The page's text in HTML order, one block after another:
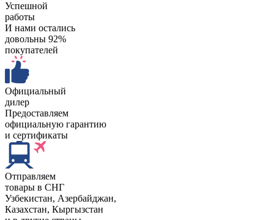
Успешной
работы
И нами остались
довольны 92%
покупателей
Официальный
дилер
Предоставляем
официальную гарантию
и сертификаты
Отправляем
товары в СНГ
Узбекистан, Aзербайджан,
Казахстан, Кыргызстан